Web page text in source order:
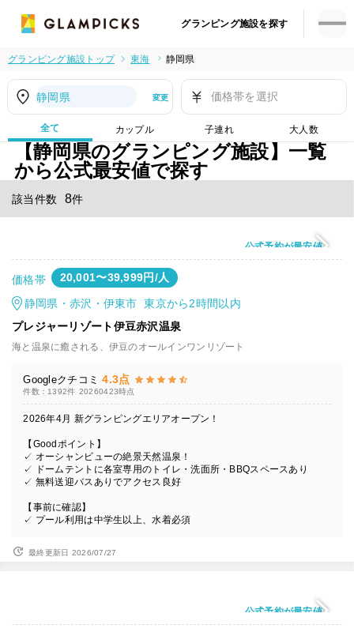
グランピング施設を探す
グランピング施設トップ 東海 静岡県
静岡県 変更 価格帯を選択
全て カップル 子連れ 大人数
【静岡県のグランピング施設】一覧
から公式最安値で探す
該当件数 8件
公式予約が最安値
価格帯 20,001〜39,999円/人
静岡県・赤沢・伊東市 東京から2時間以内
プレジャーリゾート伊豆赤沢温泉
海と温泉に癒される、伊豆のオールインワンリゾート
Googleクチコミ 4.3点
件数：1392件 20260423時点
2026年4月 新グランピングエリアオープン！
【Goodポイント】
✓ オーシャンビューの絶景天然温泉！
✓ ドームテントに各室専用のトイレ・洗面所・BBQスペースあり
✓ 無料送迎バスありでアクセス良好
【事前に確認】
✓ プール利用は中学生以上、水着必須
最終更新日 2026/07/27
公式予約が最安値